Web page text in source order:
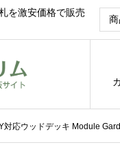
を激安価格で販売
対応ウッドデッキ Module